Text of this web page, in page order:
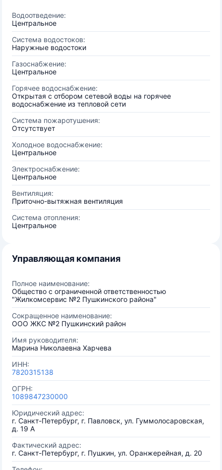
Водоотведение:
Центральное
Система водостоков:
Наружные водостоки
Газоснабжение:
Центральное
Горячее водоснабжение:
Открытая с отбором сетевой воды на горячее
водоснабжение из тепловой сети
Система пожаротушения:
Отсутствует
Холодное водоснабжение:
Центральное
Электроснабжение:
Центральное
Вентиляция:
Приточно-вытяжная вентиляция
Система отопления:
Центральное
Управляющая компания
Полное наименование:
Общество с ограниченной ответственностью
"Жилкомсервис №2 Пушкинского района"
Сокращенное наименование:
ООО ЖКС №2 Пушкинский район
Имя руководителя:
Марина Николаевна Харчева
ИНН:
7820315138
ОГРН:
1089847230000
Юридический адрес:
г. Санкт-Петербург, г. Павловск, ул. Гуммолосаровская,
д. 19 А
Фактический адрес:
г. Санкт-Петербург, г. Пушкин, ул. Оранжерейная, д. 20